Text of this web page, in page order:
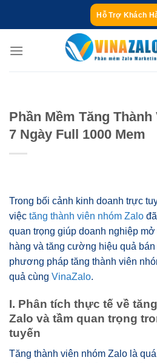
dung
Hỗ Trợ Khách
Phần Mềm Tăng
7 Ngày Full 1000 Mem
Trong bối cảnh kinh doanh trực
việc tăng thành viên nhóm Zalo
quan trọng giúp doanh nghiệp
hàng và tăng cường hiệu quả
phương pháp tăng thành viên
quả cùng VinaZalo.
I. Phân tích thực tế về
Zalo và tầm quan trọng
tuyến
Tăng thành viên nhóm Zalo là